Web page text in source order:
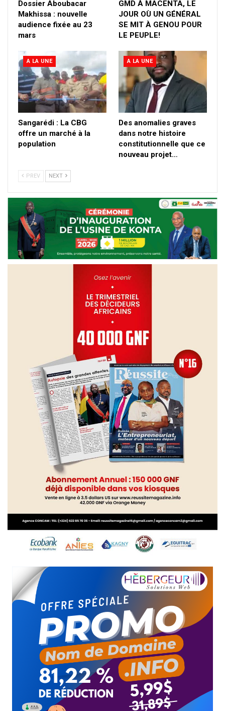
Dossier Aboubacar
Makhissa : nouvelle
audience fixée au 23
mars
GMD À MACENTA, LE
JOUR OÙ UN GÉNÉRAL
SE MIT À GENOU POUR
LE PEUPLE!
A LA UNE
Sangarédi : La CBG
offre un marché à la
population
A LA UNE
Des anomalies graves
dans notre histoire
constitutionnelle que ce
nouveau projet…
PREV NEXT